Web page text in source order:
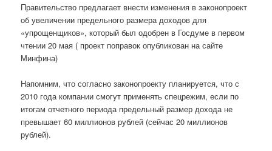
Правительство предлагает внести изменения в законопроект
об увеличении предельного размера доходов для
«упрощенщиков», который был одобрен в Госдуме в первом
чтении 20 мая ( проект поправок опубликован на сайте
Минфина)
Напомним, что согласно законопроекту планируется, что с
2010 года компании смогут применять спецрежим, если по
итогам отчетного периода предельный размер дохода не
превышает 60 миллионов рублей (сейчас 20 миллионов
рублей).